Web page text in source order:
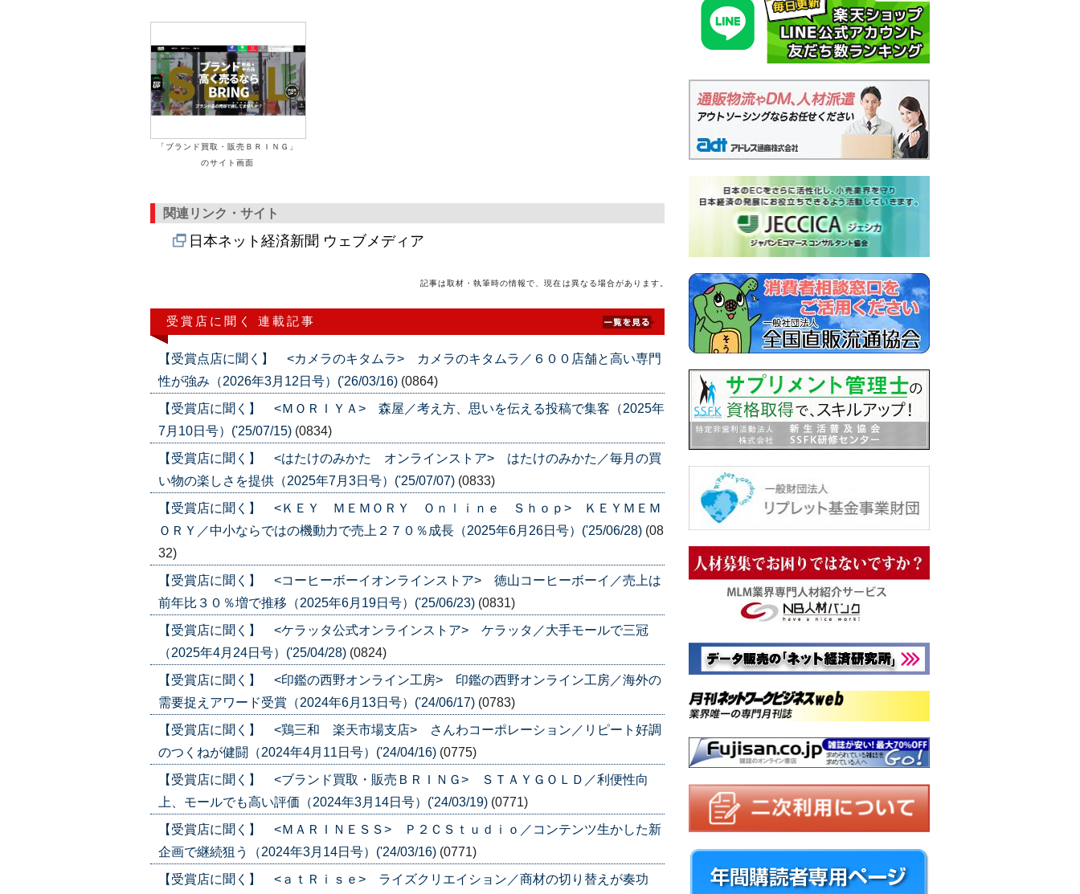
「ブランド買取・販売ＢＲＩＮＧ」
のサイト画面
関連リンク・サイト
日本ネット経済新聞 ウェブメディア
記事は取材・執筆時の情報で、現在は異なる場合があります。
受賞店に聞く 連載記事
【受賞点店に聞く】 <カメラのキタムラ> カメラのキタムラ／６００店舗と高い専門
性が強み（2026年3月12日号）('26/03/16) (0864)
【受賞店に聞く】 <ＭＯＲＩＹＡ> 森屋／考え方、思いを伝える投稿で集客（2025年
7月10日号）('25/07/15) (0834)
【受賞店に聞く】 <はたけのみかた オンラインストア> はたけのみかた／毎月の買
い物の楽しさを提供（2025年7月3日号）('25/07/07) (0833)
【受賞店に聞く】 <ＫＥＹ ＭＥＭＯＲＹ Ｏｎｌｉｎｅ Ｓｈｏｐ> ＫＥＹＭＥＭ
ＯＲＹ／中小ならではの機動力で売上２７０％成長（2025年6月26日号）('25/06/28) (08
32)
【受賞店に聞く】 <コーヒーボーイオンラインストア> 徳山コーヒーボーイ／売上は
前年比３０％増で推移（2025年6月19日号）('25/06/23) (0831)
【受賞店に聞く】 <ケラッタ公式オンラインストア> ケラッタ／大手モールで三冠
（2025年4月24日号）('25/04/28) (0824)
【受賞店に聞く】 <印鑑の西野オンライン工房> 印鑑の西野オンライン工房／海外の
需要捉えアワード受賞（2024年6月13日号）('24/06/17) (0783)
【受賞店に聞く】 <鶏三和 楽天市場支店> さんわコーポレーション／リピート好調
のつくねが健闘（2024年4月11日号）('24/04/16) (0775)
【受賞店に聞く】 <ブランド買取・販売ＢＲＩＮＧ> ＳＴＡＹＧＯＬＤ／利便性向
上、モールでも高い評価（2024年3月14日号）('24/03/19) (0771)
【受賞店に聞く】 <ＭＡＲＩＮＥＳＳ> Ｐ２ＣＳｔｕｄｉｏ／コンテンツ生かした新
企画で継続狙う（2024年3月14日号）('24/03/16) (0771)
【受賞店に聞く】 <ａｔＲｉｓｅ> ライズクリエイション／商材の切り替えが奏功